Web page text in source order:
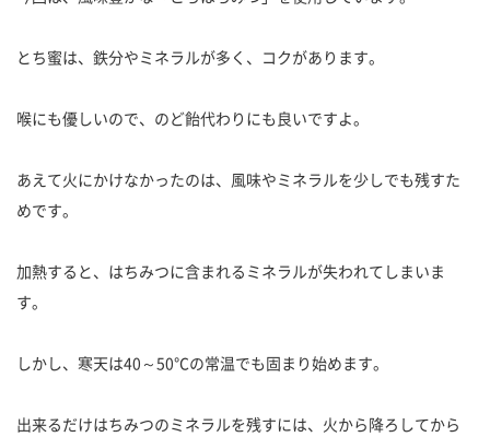
とち蜜は、鉄分やミネラルが多く、コクがあります。
喉にも優しいので、のど飴代わりにも良いですよ。
あえて火にかけなかったのは、風味やミネラルを少しでも残すた
めです。
加熱すると、はちみつに含まれるミネラルが失われてしまいま
す。
しかし、寒天は40～50℃の常温でも固まり始めます。
出来るだけはちみつのミネラルを残すには、火から降ろしてから